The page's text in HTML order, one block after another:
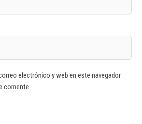
electrónico y web en este navegador
comente.